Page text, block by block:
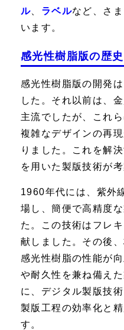
ル
ラベルなど、さ
います。
感光性樹脂版の歴
感光性樹脂版の開発
した。それ以前は、
主流でしたが、これ
複雑なデザインの再
りました。これを解
を用いた製版技術が
1960年代には、紫外
場し、簡便で高精度
た。この技術はフレ
献しました。その後
感光性樹脂の性能が
や耐久性を兼ね備え
に、デジタル製版技
製版工程の効率化と
す。